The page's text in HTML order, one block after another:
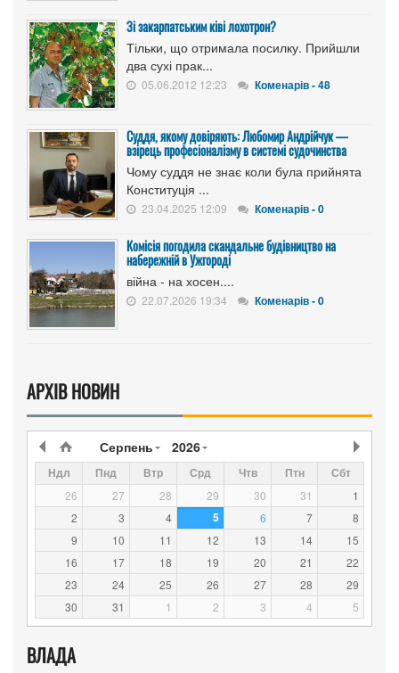
Зі закарпатським ківі лохотрон?
Тільки, що отримала посилку. Прийшли
два сухі прак...
05.06.2012 12:23 Коменарів - 48
Суддя, якому довіряють: Любомир Андрійчук —
взірець професіоналізму в системі судочинства
Чому суддя не знає коли була прийнята
Конституція ...
23.04.2025 12:09 Коменарів - 0
Комісія погодила скандальне будівництво на
набережній в Ужгороді
війна - на хосен....
22.07.2026 19:34 Коменарів - 0
АРХІВ НОВИН
Серпень 2026
Ндл Пнд Втр Срд Чтв Птн Сбт
26 27 28 29 30 31
1
2
3 4 5 6 7
8
9
10 11 12 13 14
15
16
17 18 19 20 21
22
23
24 25 26 27 28
29
30
31 1 2 3 4 5
ВЛАДА